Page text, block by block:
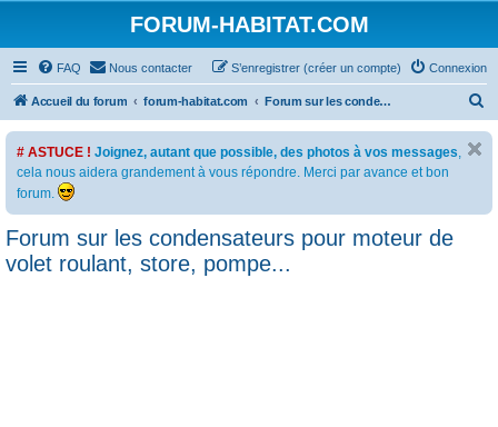
FORUM-HABITAT.COM
FAQ Nous contacter Connexion
S’enregistrer (créer un compte)
Accueil du forum forum-habitat.com Forum sur les condensateurs pour moteur de volet roulant, store, pompe...
e
# ASTUCE ! Joignez, autant que possible, des photos à vos messages,
cela nous aidera grandement à vous répondre. Merci par avance et bon
forum.
Forum sur les condensateurs pour moteur de
volet roulant, store, pompe...